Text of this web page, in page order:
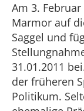
Am 3.
Marmor auf
Saggel und
31.01.2011
der früheren
Politikum.